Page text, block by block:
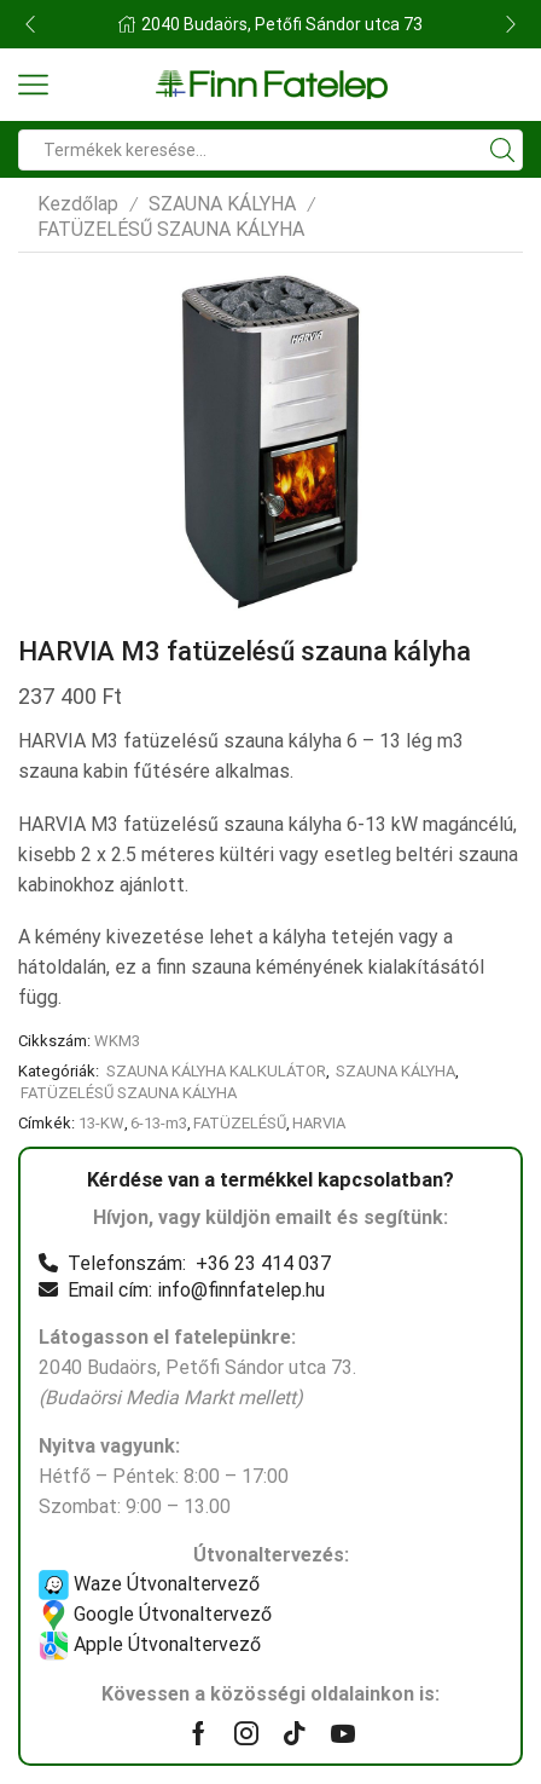
FINN FATELEP BUDAÖRS
input
Kezdőlap / SZAUNA KÁLYHA /
FATÜZELÉSŰ SZAUNA KÁLYHA
HARVIA M3 fatüzelésű szauna kályha
237 400 Ft
HARVIA M3 fatüzelésű szauna kályha 6 – 13 lég m3
szauna kabin fűtésére alkalmas.
HARVIA M3 fatüzelésű szauna kályha 6-13 kW magáncélú,
kisebb 2 x 2.5 méteres kültéri vagy esetleg beltéri szauna
kabinokhoz ajánlott.
A kémény kivezetése lehet a kályha tetején vagy a
hátoldalán, ez a finn szauna kéményének kialakításától
függ.
Cikkszám: WKM3
Kategóriák: SZAUNA KÁLYHA KALKULÁTOR, SZAUNA KÁLYHA,
FATÜZELÉSŰ SZAUNA KÁLYHA
Címkék: 13-KW, 6-13-m3, FATÜZELÉSŰ, HARVIA
Kérdése van a termékkel kapcsolatban?
Hívjon, vagy küldjön emailt és segítünk:
Telefonszám: +36 23 414 037
Email cím: info@finnfatelep.hu
Látogasson el fatelepünkre:
2040 Budaörs, Petőfi Sándor utca 73.
(Budaörsi Media Markt mellett)
Nyitva vagyunk:
Hétfő – Péntek: 8:00 – 17:00
Szombat: 9:00 – 13.00
Útvonaltervezés:
Waze Útvonaltervező
Google Útvonaltervező
Apple Útvonaltervező
Kövessen a közösségi oldalainkon is:
Facebook
Instagram
Tik- Youtube